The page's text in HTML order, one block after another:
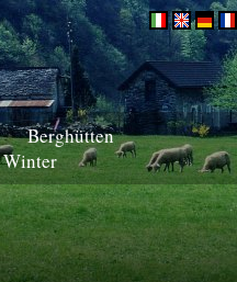
Berghütten
Winter